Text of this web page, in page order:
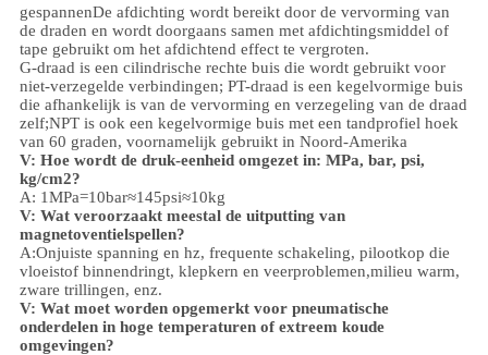
gespannenDe afdichting wordt bereikt door de vervorming van
de draden en wordt doorgaans samen met afdichtingsmiddel of
tape gebruikt om het afdichtend effect te vergroten.
G-draad is een cilindrische rechte buis die wordt gebruikt voor
niet-verzegelde verbindingen; PT-draad is een kegelvormige buis
die afhankelijk is van de vervorming en verzegeling van de draad
zelf;NPT is ook een kegelvormige buis met een tandprofiel hoek
van 60 graden, voornamelijk gebruikt in Noord-Amerika
V: Hoe wordt de druk-eenheid omgezet in: MPa, bar, psi,
kg/cm2?
A: 1MPa=10bar≈145psi≈10kg
V: Wat veroorzaakt meestal de uitputting van
magnetoventielspellen?
A:Onjuiste spanning en hz, frequente schakeling, pilootkop die
vloeistof binnendringt, klepkern en veerproblemen,milieu warm,
zware trillingen, enz.
V: Wat moet worden opgemerkt voor pneumatische
onderdelen in hoge temperaturen of extreem koude
omgevingen?